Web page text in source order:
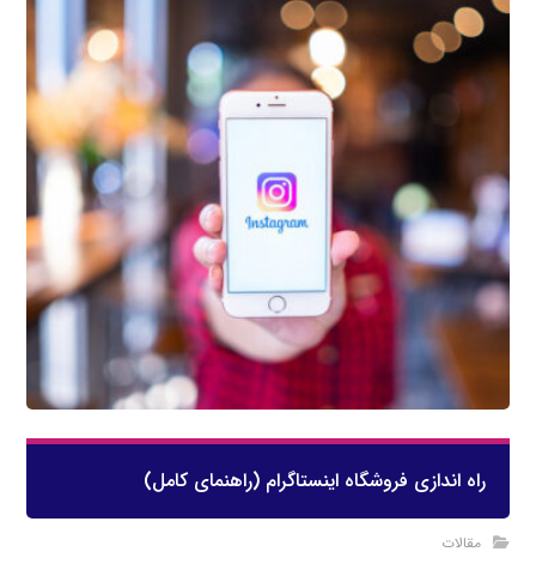
راه اندازی فروشگاه اینستاگرام (راهنمای کامل)
مقالات